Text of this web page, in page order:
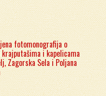
fotomonografija o
i kapelicama
Zagorska Sela i Poljana